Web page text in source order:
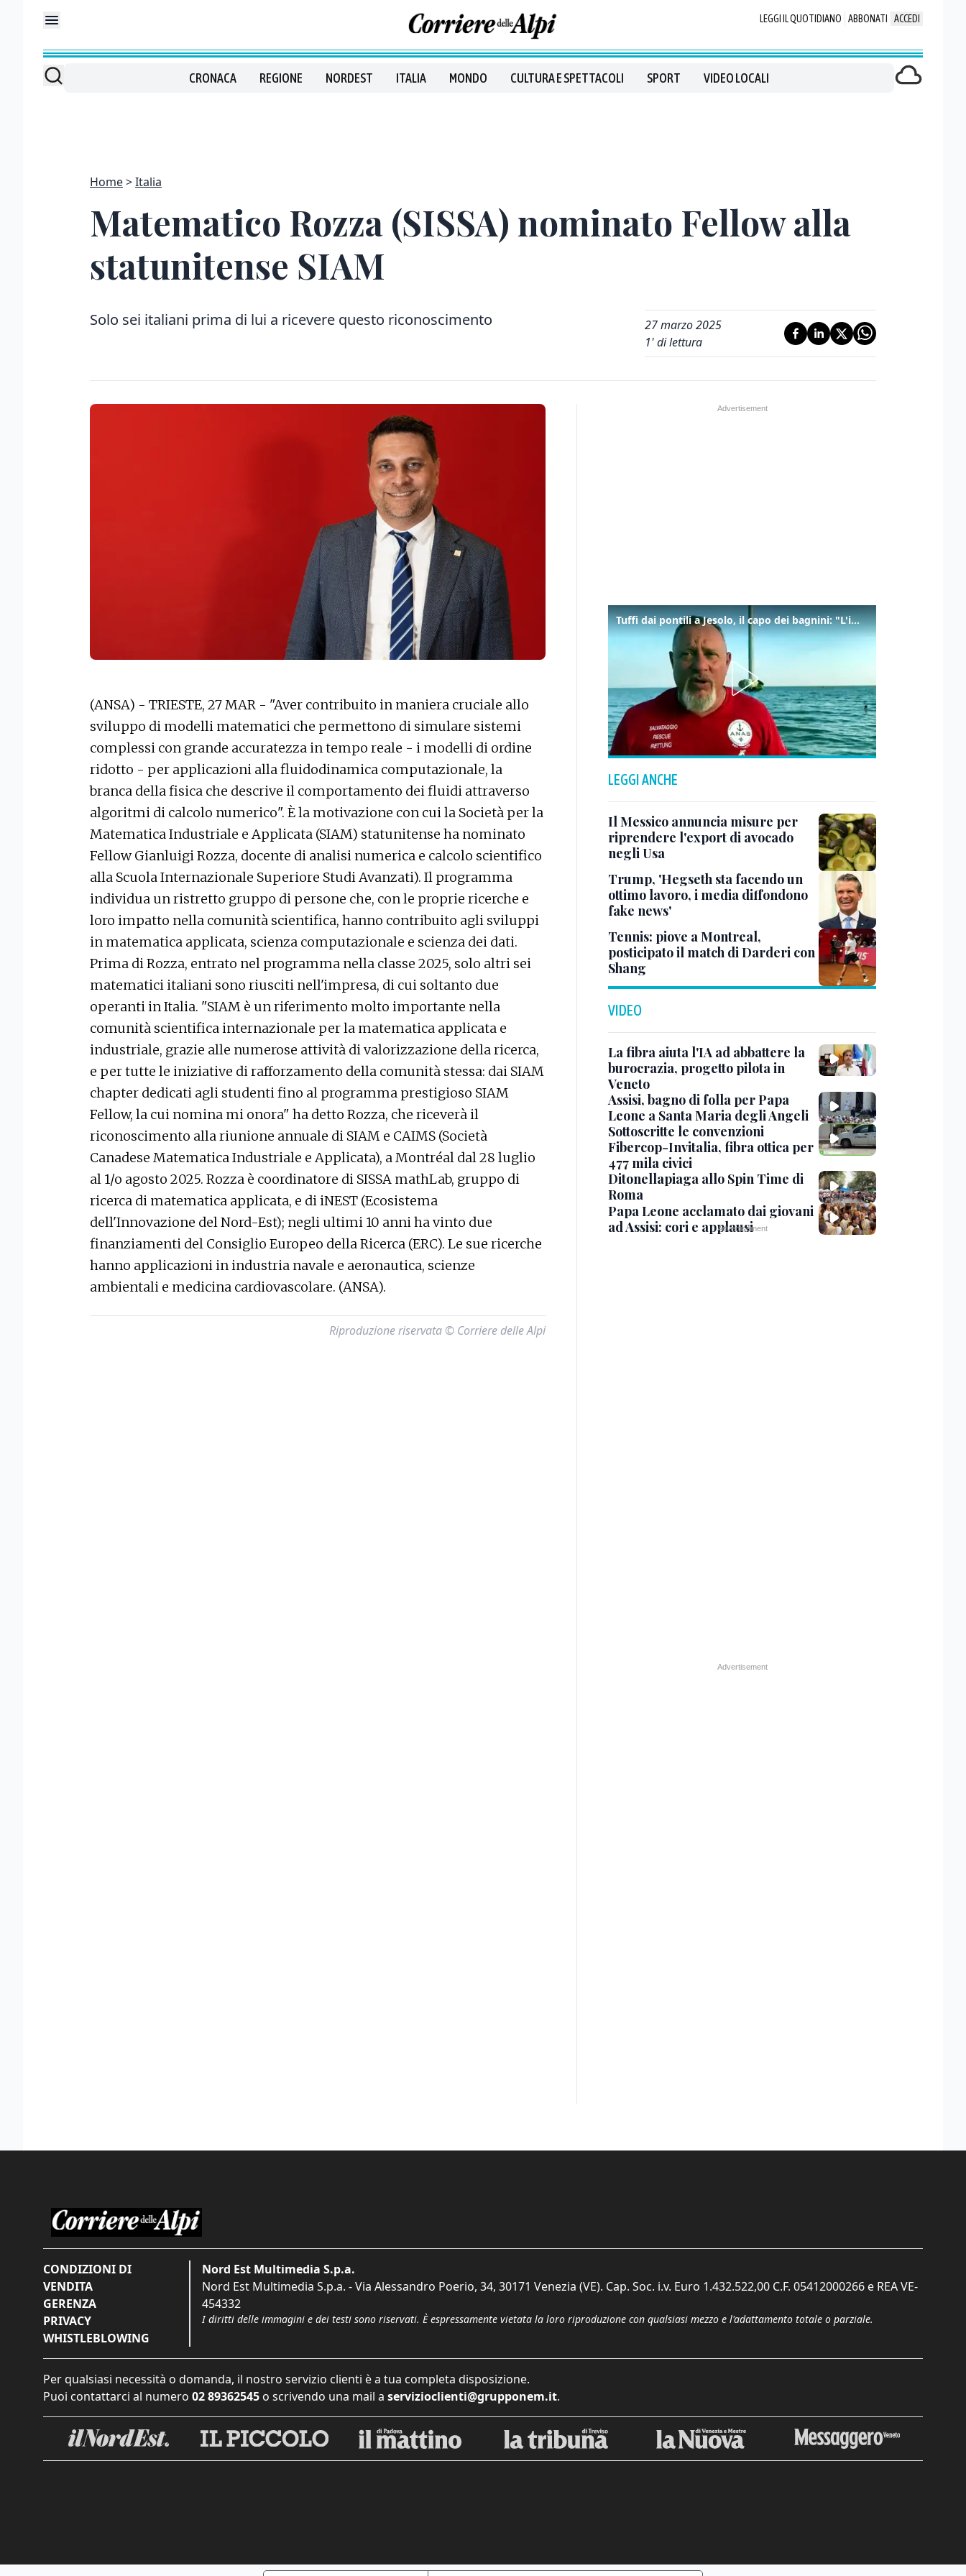
LEGGI IL QUOTIDIANO ABBONATI ACCEDI
CRONACA REGIONE NORDEST ITALIA MONDO CULTURA E SPETTACOLI SPORT VIDEO LOCALI
Home Italia
Matematico Rozza (SISSA) nominato Fellow alla
statunitense SIAM
Solo sei italiani prima di lui a ricevere questo riconoscimento
27 marzo 2025
1' di lettura
(ANSA) - TRIESTE, 27 MAR - "Aver contribuito in maniera cruciale allo
sviluppo di modelli matematici che permettono di simulare sistemi
complessi con grande accuratezza in tempo reale - i modelli di ordine
ridotto - per applicazioni alla fluidodinamica computazionale, la
branca della fisica che descrive il comportamento dei fluidi attraverso
algoritmi di calcolo numerico". È la motivazione con cui la Società per la
Matematica Industriale e Applicata (SIAM) statunitense ha nominato
Fellow Gianluigi Rozza, docente di analisi numerica e calcolo scientifico
alla Scuola Internazionale Superiore Studi Avanzati). Il programma
individua un ristretto gruppo di persone che, con le proprie ricerche e
loro impatto nella comunità scientifica, hanno contribuito agli sviluppi
in matematica applicata, scienza computazionale e scienza dei dati.
Prima di Rozza, entrato nel programma nella classe 2025, solo altri sei
matematici italiani sono riusciti nell'impresa, di cui soltanto due
operanti in Italia. "SIAM è un riferimento molto importante nella
comunità scientifica internazionale per la matematica applicata e
industriale, grazie alle numerose attività di valorizzazione della ricerca,
e per tutte le iniziative di rafforzamento della comunità stessa: dai SIAM
chapter dedicati agli studenti fino al programma prestigioso SIAM
Fellow, la cui nomina mi onora" ha detto Rozza, che riceverà il
riconoscimento alla riunione annuale di SIAM e CAIMS (Società
Canadese Matematica Industriale e Applicata), a Montréal dal 28 luglio
al 1/o agosto 2025. Rozza è coordinatore di SISSA mathLab, gruppo di
ricerca di matematica applicata, e di iNEST (Ecosistema
dell'Innovazione del Nord-Est); negli ultimi 10 anni ha vinto due
finanziamenti del Consiglio Europeo della Ricerca (ERC). Le sue ricerche
hanno applicazioni in industria navale e aeronautica, scienze
ambientali e medicina cardiovascolare. (ANSA).
Riproduzione riservata © Corriere delle Alpi
Tuffi dai pontili a Jesolo, il capo dei bagnini: "L'impegno di tutti per evitare altre tragedie"
LEGGI ANCHE
Il Messico annuncia misure per
riprendere l'export di avocado
negli Usa
Trump, 'Hegseth sta facendo un
ottimo lavoro, i media diffondono
fake news'
Tennis: piove a Montreal,
posticipato il match di Darderi con
Shang
VIDEO
La fibra aiuta l'IA ad abbattere la
burocrazia, progetto pilota in
Veneto
Assisi, bagno di folla per Papa
Leone a Santa Maria degli Angeli
Sottoscritte le convenzioni
Fibercop-Invitalia, fibra ottica per
477 mila civici
Ditonellapiaga allo Spin Time di
Roma
Papa Leone acclamato dai giovani
ad Assisi: cori e applausi
CONDIZIONI DI
VENDITA
GERENZA
PRIVACY
WHISTLEBLOWING
Nord Est Multimedia S.p.a.
Nord Est Multimedia S.p.a. - Via Alessandro Poerio, 34, 30171 Venezia (VE). Cap. Soc. i.v. Euro 1.432.522,00 C.F. 05412000266 e REA VE-
454332
I diritti delle immagini e dei testi sono riservati. È espressamente vietata la loro riproduzione con qualsiasi mezzo e l'adattamento totale o parziale.
Per qualsiasi necessità o domanda, il nostro servizio clienti è a tua completa disposizione.
Puoi contattarci al numero 02 89362545 o scrivendo una mail a servizioclienti@grupponem.it.